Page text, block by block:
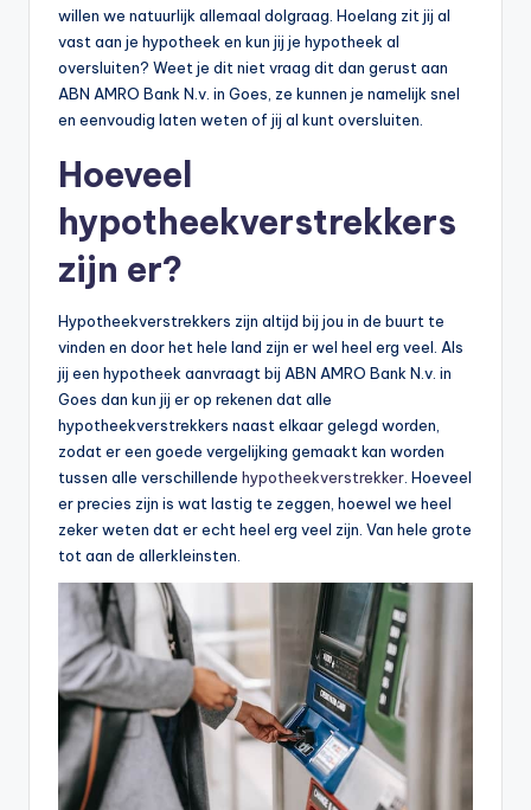
willen we natuurlijk allemaal dolgraag. Hoelang zit jij al
vast aan je hypotheek en kun jij je hypotheek al
oversluiten? Weet je dit niet vraag dit dan gerust aan
ABN AMRO Bank N.v. in Goes, ze kunnen je namelijk snel
en eenvoudig laten weten of jij al kunt oversluiten.
Hoeveel
hypotheekverstrekkers
zijn er?
Hypotheekverstrekkers zijn altijd bij jou in de buurt te
vinden en door het hele land zijn er wel heel erg veel. Als
jij een hypotheek aanvraagt bij ABN AMRO Bank N.v. in
Goes dan kun jij er op rekenen dat alle
hypotheekverstrekkers naast elkaar gelegd worden,
zodat er een goede vergelijking gemaakt kan worden
tussen alle verschillende hypotheekverstrekker . Hoeveel
er precies zijn is wat lastig te zeggen, hoewel we heel
zeker weten dat er echt heel erg veel zijn. Van hele grote
tot aan de allerkleinsten.